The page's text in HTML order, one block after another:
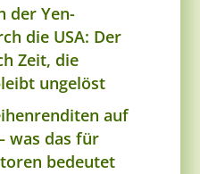
der Yen-
die USA: Der
Zeit, die
ungelöst
auf
was das für
bedeutet